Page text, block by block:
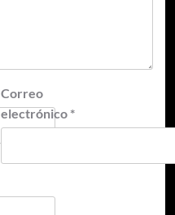
Correo
electrónico *